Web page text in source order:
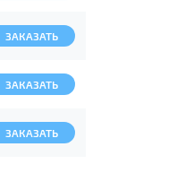
ЗАКАЗАТЬ
ЗАКАЗАТЬ
ЗАКАЗАТЬ